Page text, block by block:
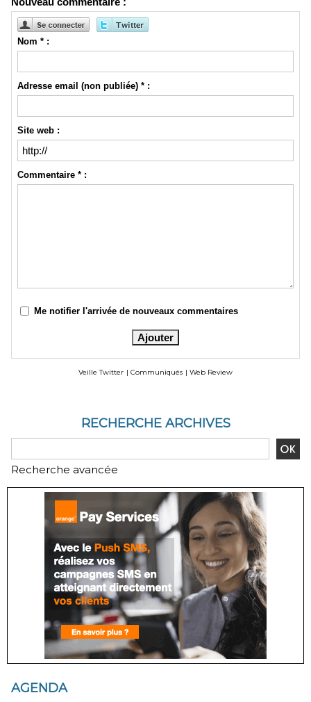
Forecast and Analysis to
2020 - Reportlinker
Review
Zhang
Nom * :
Adresse email (non publiée) * :
Site web :
Commentaire * :
Me notifier l'arrivée de nouveaux commentaires
Veille Twitter | Communiqués | Web Review
RECHERCHE ARCHIVES
Recherche avancée
AGENDA